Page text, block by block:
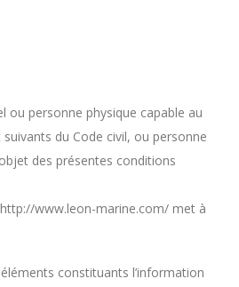
ou personne physique capable au
du Code civil, ou personne
des présentes conditions
www.leon-marine.com/ met à
constituants l’information